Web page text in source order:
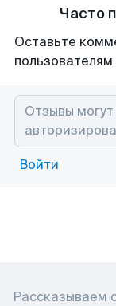
Часто
Оставьте
Войти
Рассказываем